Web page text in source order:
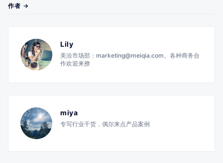
作者 →
Lily
美洽市场部：marketing@meiqia.com。各种商务合
作欢迎来撩
miya
专写行业干货，偶尔来点产品案例